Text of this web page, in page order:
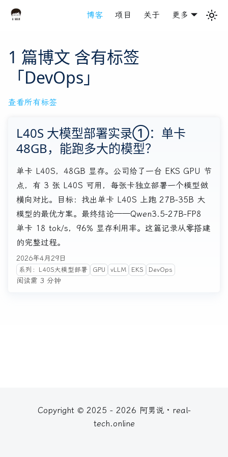
博客 项目 关于 更多
1 篇博文 含有标签
「DevOps」
查看所有标签
L40S 大模型部署实录①：单卡
48GB，能跑多大的模型？
单卡 L40S，48GB 显存。公司给了一台 EKS GPU 节
点，有 3 张 L40S 可用，每张卡独立部署一个模型做
横向对比。目标：找出单卡 L40S 上跑 27B-35B 大
模型的最优方案。最终结论——Qwen3.5-27B-FP8
单卡 18 tok/s，96% 显存利用率。这篇记录从零搭建
的完整过程。
2026年4月29日
系列：L40S大模型部署 GPU vLLM EKS DevOps
阅读需 3 分钟
Copyright © 2025 - 2026 阿男说 · real-
tech.online